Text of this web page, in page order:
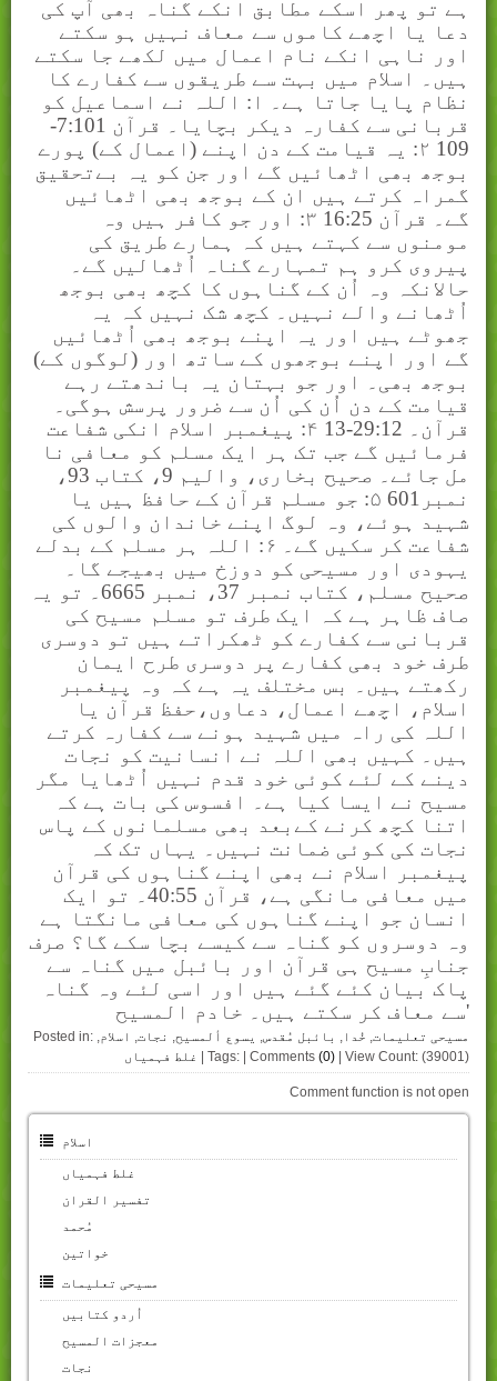
ہے تو پھر اسکے مطابق انکے گناہ بھی آپ کی
دعا یا اچھے کاموں سے معاف نہیں ہو سکتے
اور ناہی انکے نام اعمال میں لکھے جا سکتے
ہیں۔ اسلام میں بہت سے طریقوں سے کفارے کا
نظام پایا جاتا ہے۔ ا: اللہ نے اسماعیل کو
قربانی سے کفارہ دیکر بچایا۔ قرآن 7:101-
109 ۲: یہ قیامت کے دن اپنے (اعمال کے) پورے
بوجھ بھی اٹھائیں گے اور جن کو یہ بےتحقیق
گمراہ کرتے ہیں ان کے بوجھ بھی اٹھائیں
گے۔ قرآن 16:25 ۳: اور جو کافر ہیں وہ
مومنوں سے کہتے ہیں کہ ہمارے طریق کی
پیروی کرو ہم تمہارے گناہ اُٹھالیں گے۔
حالانکہ وہ اُن کے گناہوں کا کچھ بھی بوجھ
اُٹھانے والے نہیں۔ کچھ شک نہیں کہ یہ
جھوٹے ہیں اور یہ اپنے بوجھ بھی اُٹھائیں
گے اور اپنے بوجھوں کے ساتھ اور (لوگوں کے)
بوجھ بھی۔ اور جو بہتان یہ باندھتے رہے
قیامت کے دن اُن کی اُن سے ضرور پرسش ہوگی۔
قرآن۔ 29:12-13 ۴: پیغمبر اسلام انکی شفاعت
فرمائیں گے جب تک ہر ایک مسلم کو معافی نا
مل جائے۔ صحیح بخاری، والیم 9، کتاب 93،
نمبر601 ۵: جو مسلم قرآن کے حافظ ہیں یا
شہید ہوئے، وہ لوگ اپنے خاندان والوں کی
شفاعت کر سکیں گے۔ ۶: اللہ ہر مسلم کے بدلے
یہودی اور مسیحی کو دوزخ میں بھیجے گا۔
صحیح مسلم، کتاب نمبر 37، نمبر 6665۔ تو یہ
صاف ظاہر ہے کہ ایک طرف تو مسلم مسیح کی
قربانی سے کفارے کو ٹھکراتے ہیں تو دوسری
طرف خود بھی کفارے پر دوسری طرح ایمان
رکھتے ہیں۔ بس مختلف یہ ہے کہ وہ پیغمبر
اسلام، اچھے اعمال، دعاوں،حفظ قرآن یا
اللہ کی راہ میں شہید ہونے سے کفارہ کرتے
ہیں۔ کہیں بھی اللہ نے انسانیت کو نجات
دینے کے لئے کوئی خود قدم نہیں اُٹھایا مگر
مسیح نے ایسا کیا ہے۔ افسوس کی بات ہے کہ
اتنا کچھ کرنے کےبعد بھی مسلمانوں کے پاس
نجات کی کوئی ضمانت نہیں۔ یہاں تک کہ
پیغمبر اسلام نے بھی اپنے گناہوں کی قرآن
میں معافی مانگی ہے، قرآن 40:55۔ تو ایک
انسان جو اپنے گناہوں کی معافی مانگتا ہے
وہ دوسروں کو گناہ سے کیسے بچا سکے گا؟ صرف
جنابِ مسیح ہی قرآن اور بائبل میں گناہ سے
پاک بیان کئے گئے ہیں اور اسی لئے وہ گناہ
سے معاف کر سکتے ہیں۔ خادم المسیح'
Posted in: مسیحی تعلیمات, خُدا , بائبل مُقدس, یسوع ألمسیح, نجات, اسلام,
غلط فہمیاں
| Tags: | Comments (0) | View Count: (39001)
Comment function is not open
اسلام
غلط فہمیاں
تفسیر القران
مُحمد
خواتین
مسیحی تعلیمات
اُردو کتابیں
معجزات المسیح
نجات